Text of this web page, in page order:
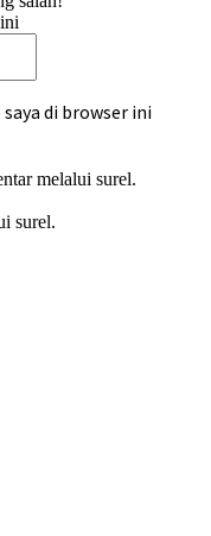
di browser ini
melalui surel.
surel.